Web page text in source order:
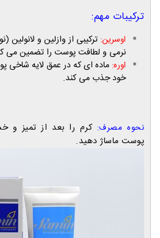
ترکیبات مهم:
اوسرین: ترکیبی از وازلین و
نرمی و لطافت پوست را تضمین می
اوره: ماده ای که در عمق لایه شاخی
خود جذب می کند.
نحوه مصرف: کرم را بعد از تمیز
پوست ماساژ دهید.